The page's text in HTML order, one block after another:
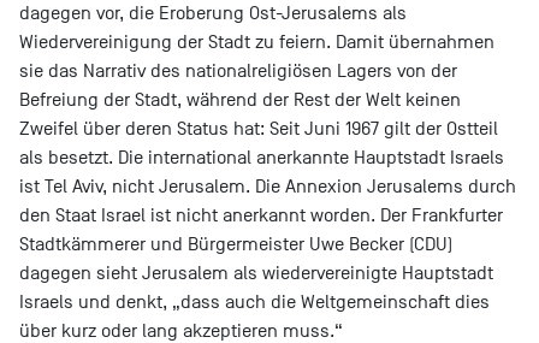
dagegen vor, die Eroberung Ost-Jerusalems als
Wiedervereinigung der Stadt zu feiern. Damit übernahmen
sie das Narrativ des nationalreligiösen Lagers von der
Befreiung der Stadt, während der Rest der Welt keinen
Zweifel über deren Status hat: Seit Juni 1967 gilt der Ostteil
als besetzt. Die international anerkannte Hauptstadt Israels
ist Tel Aviv, nicht Jerusalem. Die Annexion Jerusalems durch
den Staat Israel ist nicht anerkannt worden. Der Frankfurter
Stadtkämmerer und Bürgermeister Uwe Becker (CDU)
dagegen sieht Jerusalem als wiedervereinigte Hauptstadt
Israels und denkt, „dass auch die Weltgemeinschaft dies
über kurz oder lang akzeptieren muss.“